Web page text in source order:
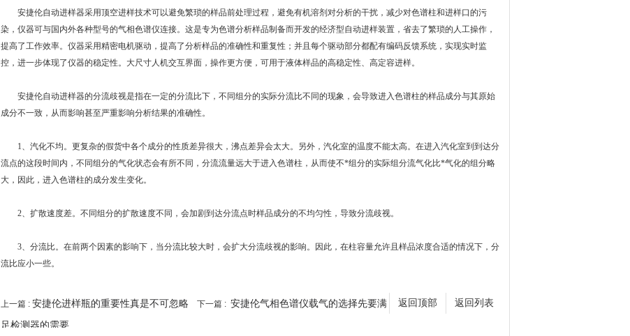
安捷伦自动进样器采用顶空进样技术可以避免繁琐的样品前处理过程，避免有机溶剂对分析的干扰，减少对色谱柱和进样口的污
染，仪器可与国内外各种型号的气相色谱仪连接。这是专为色谱分析样品制备而开发的经济型自动进样装置，省去了繁琐的人工操作，
提高了工作效率。仪器采用精密电机驱动，提高了分析样品的准确性和重复性；并且每个驱动部分都配有编码反馈系统，实现实时监
控，进一步体现了仪器的稳定性。大尺寸人机交互界面，操作更方便，可用于液体样品的高稳定性、高定容进样。
安捷伦自动进样器的分流歧视是指在一定的分流比下，不同组分的实际分流比不同的现象，会导致进入色谱柱的样品成分与其原始
成分不一致，从而影响甚至严重影响分析结果的准确性。
1、汽化不均。更复杂的假货中各个成分的性质差异很大，沸点差异会太大。另外，汽化室的温度不能太高。在进入汽化室到到达分
流点的这段时间内，不同组分的气化状态会有所不同，分流流量远大于进入色谱柱，从而使不*组分的实际组分流气化比*气化的组分略
大，因此，进入色谱柱的成分发生变化。
2、扩散速度差。不同组分的扩散速度不同，会加剧到达分流点时样品成分的不均匀性，导致分流歧视。
3、分流比。在前两个因素的影响下，当分流比较大时，会扩大分流歧视的影响。因此，在柱容量允许且样品浓度合适的情况下，分
流比应小一些。
返回列表
返回顶部
上一篇 : 安捷伦进样瓶的重要性真是不可忽略 下一篇 : 安捷伦气相色谱仪载气的选择先要满
足检测器的需要